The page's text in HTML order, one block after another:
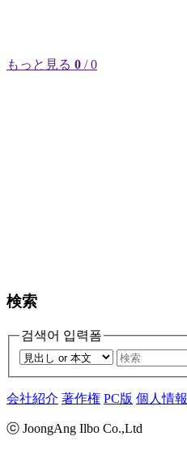
もっと見る 0 / 0
検索
검색어 입력폼
会社紹介 著作権 PC版 個人情報
ⓒ JoongAng Ilbo Co.,Ltd